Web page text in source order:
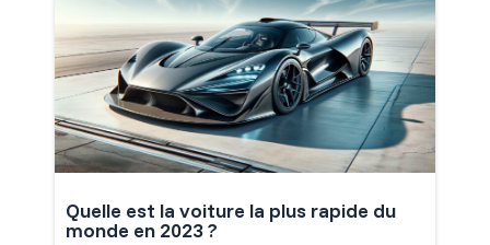
Quelle est la voiture la plus rapide du
monde en 2023 ?